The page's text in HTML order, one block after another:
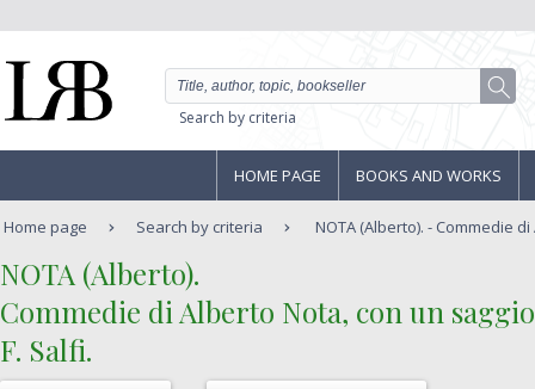
Search by criteria
HOME PAGE BOOKS AND WORKS
Home page Search by criteria NOTA (Alberto). - Commedie
‎NOTA (Alberto).‎
‎Commedie di Alberto Nota, con un
F. Salfi.‎